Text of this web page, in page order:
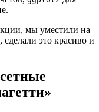
мы уместили на
это красиво и